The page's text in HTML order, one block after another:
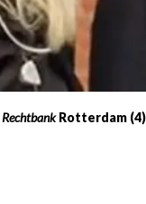
RechtbankRotterdam